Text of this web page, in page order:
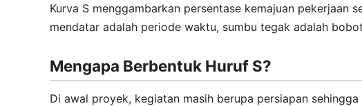
Kurva S menggambarkan persentase kemajuan pekerjaan
mendatar adalah periode waktu, sumbu tegak adalah
Mengapa Berbentuk Huruf S?
Di awal proyek, kegiatan masih berupa persiapan